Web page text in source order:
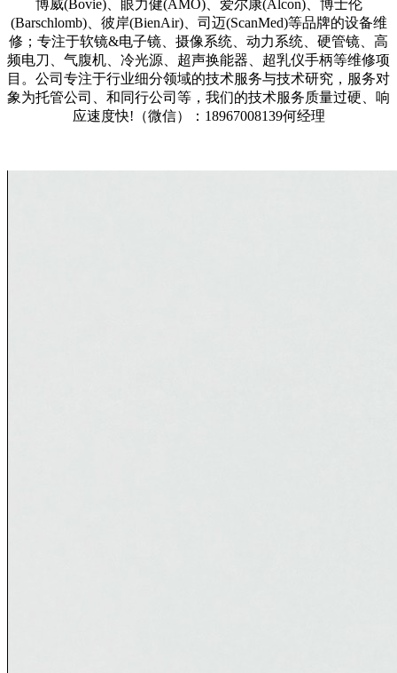
博威(Bovie)、眼力健(AMO)、爱尔康(Alcon)、博士伦
(Barschlomb)、彼岸(BienAir)、司迈(ScanMed)等品牌的设备维
修；专注于软镜&电子镜、摄像系统、动力系统、硬管镜、高
频电刀、气腹机、冷光源、超声换能器、超乳仪手柄等维修项
目。公司专注于行业细分领域的技术服务与技术研究，服务对
象为托管公司、和同行公司等，我们的技术服务质量过硬、响
应速度快!（微信）：18967008139何经理